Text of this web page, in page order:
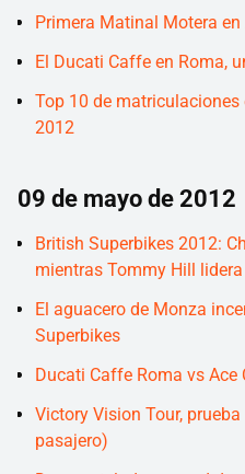
Primera Matinal Motera
El Ducati Caffe en Roma,
Top 10 de
2012
09 de mayo de 2012
British Superbikes 2012:
mientras Tommy Hill
El aguacero de Monza
Superbikes
Ducati Caffe Roma vs Ace
Victory Vision Tour,
pasajero)